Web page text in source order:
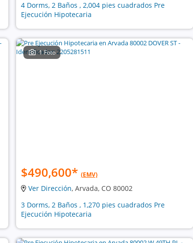
4 Dorms, 2 Baños , 2,004 pies cuadrados Pre
Ejecución Hipotecaria
1 Foto
$490,600* (EMV)
Ver Dirección, Arvada, CO 80002
3 Dorms, 2 Baños , 1,270 pies cuadrados Pre
Ejecución Hipotecaria